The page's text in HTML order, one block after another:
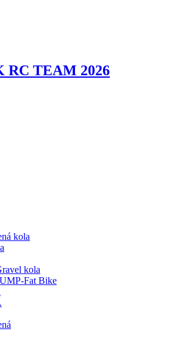
RC TEAM 2026
kola
kola
Fat Bike